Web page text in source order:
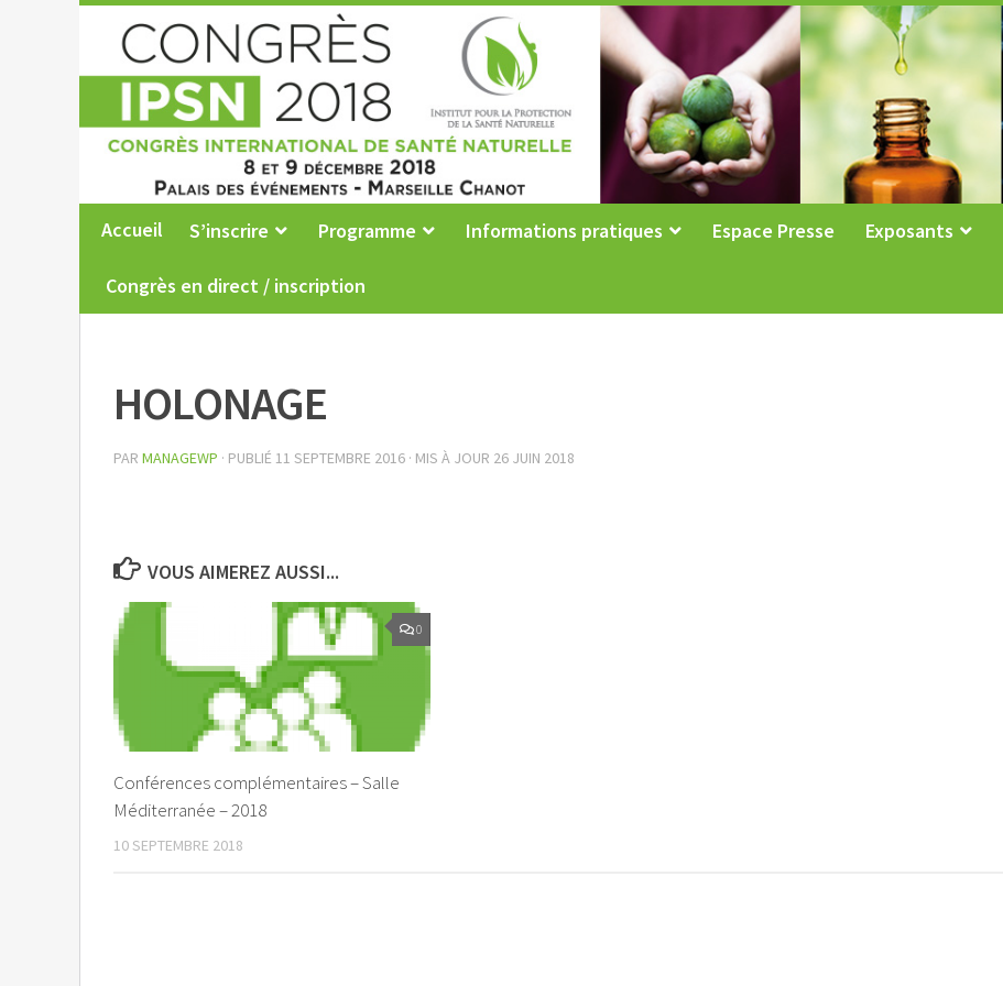
Accueil S’inscrire Programme Informations pratiques Espace Presse Exposants
Congrès en direct / inscription
HOLONAGE
PAR MANAGEWP · PUBLIÉ 11 SEPTEMBRE 2016 · MIS À JOUR 26 JUIN 2018
VOUS AIMEREZ AUSSI...
0
Conférences complémentaires – Salle
Méditerranée – 2018
10 SEPTEMBRE 2018